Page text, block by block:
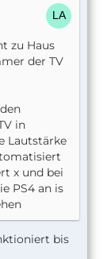
zu Haus
der TV
in
Lautstärke
x und bei
PS4 an is
bis